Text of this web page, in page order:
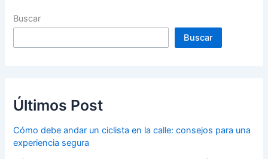
Buscar
Buscar
Últimos Post
Cómo debe andar un ciclista en la calle: consejos para una
experiencia segura